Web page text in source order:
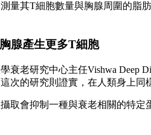
量其T細胞數量與胸腺周圍的脂
腺產生更多T細胞
衰老研究中心主任Vishwa Deep
次的研究則證實，在人類身上同
取會抑制一種與衰老相關的特定